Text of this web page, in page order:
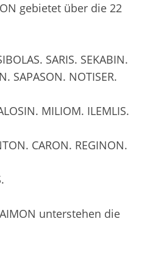
gebietet über die 22
SARIS. SEKABIN.
SAPASON. NOTISER.
MILIOM. ILEMLIS.
CARON. REGINON.
unterstehen die